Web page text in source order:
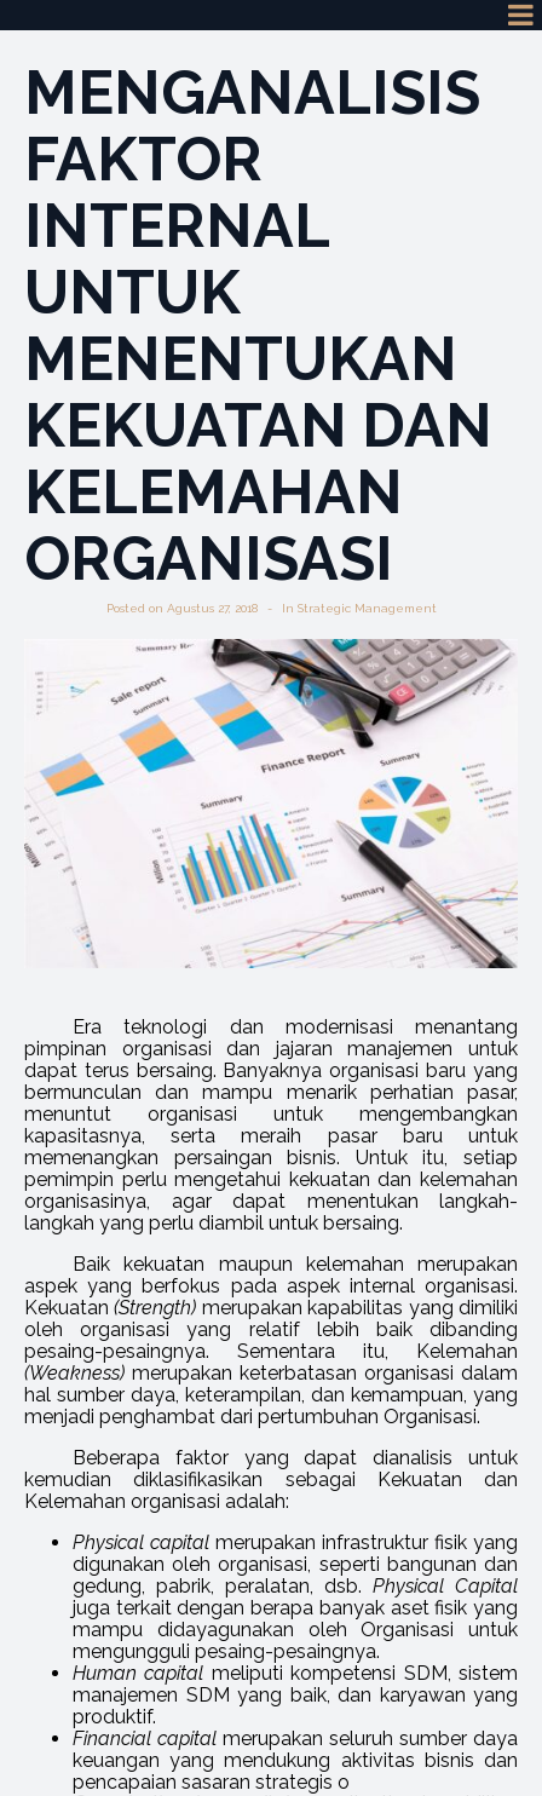
MENGANALISIS
FAKTOR
INTERNAL
UNTUK
MENENTUKAN
KEKUATAN DAN
KELEMAHAN
ORGANISASI
Posted on Agustus 27, 2018 In Strategic Management
Era teknologi dan modernisasi menantang
pimpinan organisasi dan jajaran manajemen untuk
dapat terus bersaing. Banyaknya organisasi baru yang
bermunculan dan mampu menarik perhatian pasar,
menuntut organisasi untuk mengembangkan
kapasitasnya, serta meraih pasar baru untuk
memenangkan persaingan bisnis. Untuk itu, setiap
pemimpin perlu mengetahui kekuatan dan kelemahan
organisasinya, agar dapat menentukan langkah-
langkah yang perlu diambil untuk bersaing.
Baik kekuatan maupun kelemahan merupakan
aspek yang berfokus pada aspek internal organisasi.
Kekuatan(Strength) merupakan kapabilitas yang dimiliki
oleh organisasi yang relatif lebih baik dibanding
pesaing-pesaingnya. Sementara itu, Kelemahan
(Weakness) merupakan keterbatasan organisasi dalam
hal sumber daya, keterampilan, dan kemampuan, yang
menjadi penghambat dari pertumbuhan Organisasi.
Beberapa faktor yang dapat dianalisis untuk
kemudian diklasifikasikan sebagai Kekuatan dan
Kelemahan organisasi adalah:
Physical capital merupakan infrastruktur fisik yang
digunakan oleh organisasi, seperti bangunan dan
gedung, pabrik, peralatan, dsb. Physical Capital
juga terkait dengan berapa banyak aset fisik yang
mampu didayagunakan oleh Organisasi untuk
mengungguli pesaing-pesaingnya.
Human capital meliputi kompetensi SDM, sistem
manajemen SDM yang baik, dan karyawan yang
produktif.
Financial capital merupakan seluruh sumber daya
keuangan yang mendukung aktivitas bisnis dan
pencapaian sasaran strategis o